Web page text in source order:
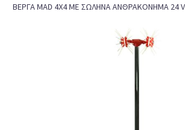
ΒΕΡΓΑ MAD 4X4 ΜΕ ΣΩΛΗΝΑ ΑΝΘΡΑΚΟΝΗΜΑ 24 V